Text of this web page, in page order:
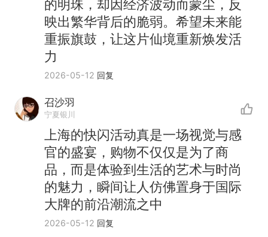
的明珠，却因经济波动而蒙尘，反
映出繁华背后的脆弱。希望未来能
重振旗鼓，让这片仙境重新焕发活
力
2026-05-12 回复
召沙羽
宁夏银川
上海的快闪活动真是一场视觉与感
官的盛宴，购物不仅仅是为了商
品，而是体验到生活的艺术与时尚
的魅力，瞬间让人仿佛置身于国际
大牌的前沿潮流之中
2026-05-12 回复
热
十多万人报名的考试，成绩
全部作废，公平么？
新 全球唯一没有法定首都的国
家，刚改国名，总统就邀请中
国大使骑行绕了几乎整个国境
线一圈，还曾两次到中国寻根
5万的小车卖不动，40万以上
的抢着买